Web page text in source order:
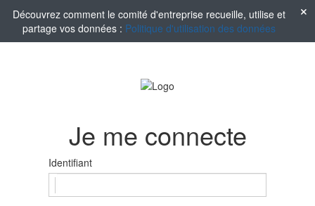
Découvrez comment le comité d'entreprise recueille, utilise et
partage vos données : Politique d'utilisation des données
Je me connecte
Identifiant